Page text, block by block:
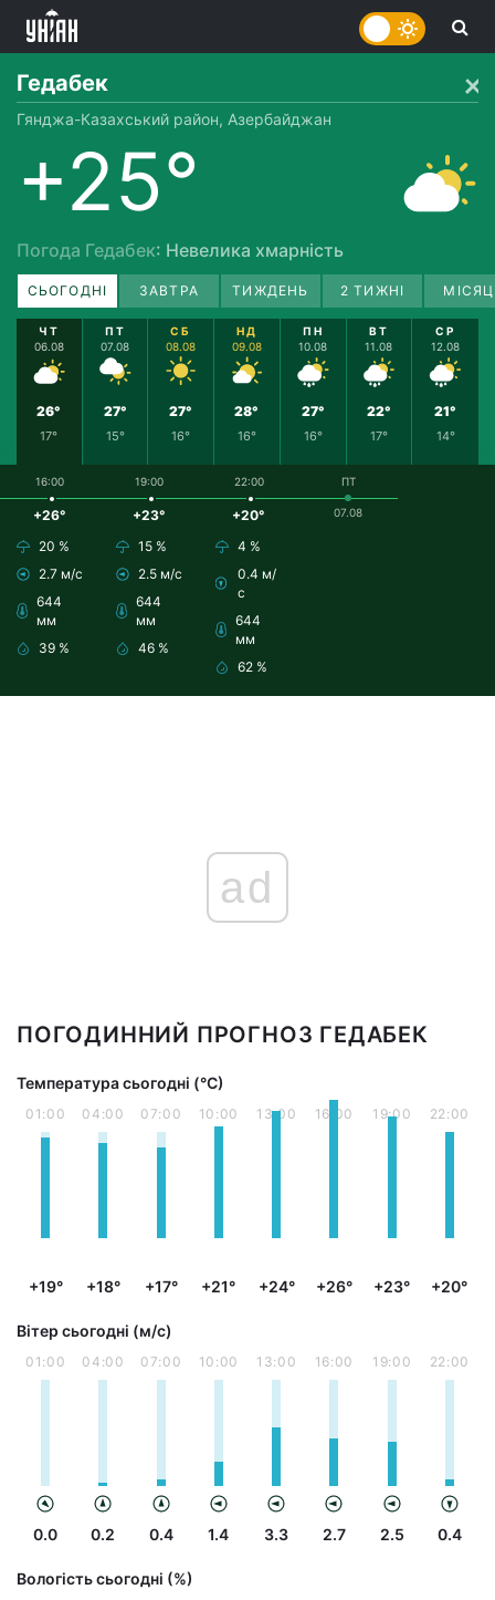
Гедабек
Гянджа-Казахський район, Азербайджан
+25°
Погода Гедабек: Невелика хмарність
СЬОГОДНІ ЗАВТРА ТИЖДЕНЬ 2 ТИЖНІ
ЧТ
06.08
26°
17°
ПТ
07.08
27°
15°
СБ
08.08
27°
16°
НД
09.08
28°
16°
ПН
10.08
27°
16°
ВТ
11.08
22°
17°
СР
12.08
21°
14°
16:00
+26°
20 %
2.7 м/с
644
мм
39 %
19:00
+23°
15 %
2.5 м/с
644
мм
46 %
22:00
+20°
4 %
0.4 м/
с
644
мм
62 %
ПТ
07.08
ad
ПОГОДИННИЙ ПРОГНОЗ ГЕДАБЕК
Температура сьогодні (°С)
01:00
+19°
04:00
+18°
07:00
+17°
10:00
+21°
13:00
+24°
16:00
+26°
19:00
+23°
22:00
+20°
Вітер сьогодні (м/с)
01:00
0.0
04:00
0.2
07:00
0.4
10:00
1.4
13:00
3.3
16:00
2.7
19:00
2.5
22:00
0.4
Вологість сьогодні (%)